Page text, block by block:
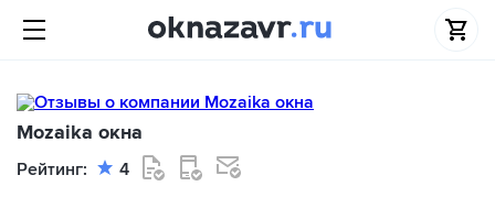
Mozaika окна
Рейтинг: 4